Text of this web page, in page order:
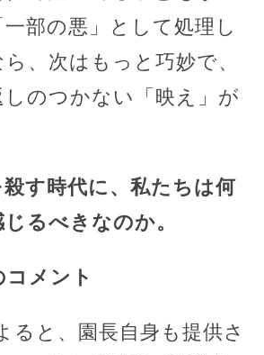
部の悪」として処理し
、次はもっと巧妙で、
しのつかない「映え」が
す時代に、私たちは何
るべきなのか。
メント
ると、園長自身も提供さ